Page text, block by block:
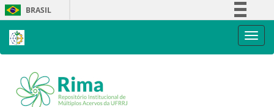
Skip
navigation
BRASIL